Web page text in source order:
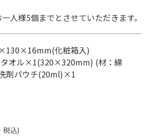
人様5個までとさせていただきます。
化粧箱入)
オル×1(320×320mm) (材：綿
剤パウチ(20ml)×1
税込)